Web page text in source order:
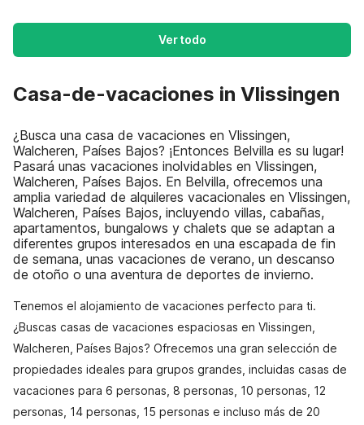
Ver todo
Casa-de-vacaciones in Vlissingen
¿Busca una casa de vacaciones en Vlissingen,
Walcheren, Países Bajos? ¡Entonces Belvilla es su lugar!
Pasará unas vacaciones inolvidables en Vlissingen,
Walcheren, Países Bajos. En Belvilla, ofrecemos una
amplia variedad de alquileres vacacionales en Vlissingen,
Walcheren, Países Bajos, incluyendo villas, cabañas,
apartamentos, bungalows y chalets que se adaptan a
diferentes grupos interesados en una escapada de fin
de semana, unas vacaciones de verano, un descanso
de otoño o una aventura de deportes de invierno.
Tenemos el alojamiento de vacaciones perfecto para ti.
¿Buscas casas de vacaciones espaciosas en Vlissingen,
Walcheren, Países Bajos? Ofrecemos una gran selección de
propiedades ideales para grupos grandes, incluidas casas de
vacaciones para 6 personas, 8 personas, 10 personas, 12
personas, 14 personas, 15 personas e incluso más de 20